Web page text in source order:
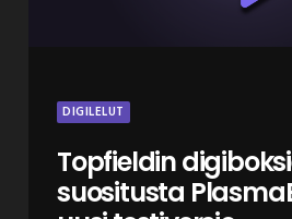
DIGILELUT
Topfieldin
suositusta